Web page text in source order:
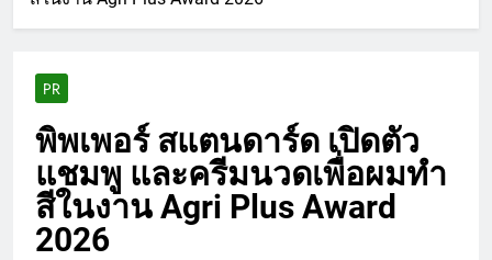
PR
พิพเพอร์ สแตนดาร์ด เปิดตัว
แชมพู และครีมนวดเพื่อผมทำ
สีในงาน Agri Plus Award
2026